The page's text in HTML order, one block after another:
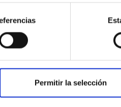
Permitir la selección